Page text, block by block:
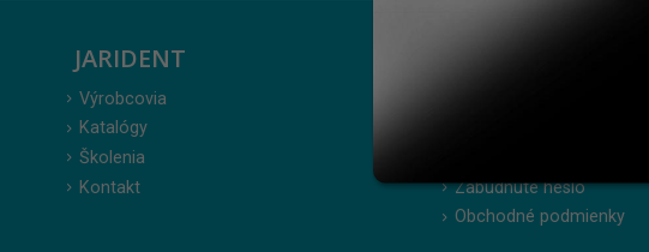
JARIDENT
Výrobcovia
Katalógy
Školenia
Kontakt
Zabudnuté heslo
Obchodné podmienky